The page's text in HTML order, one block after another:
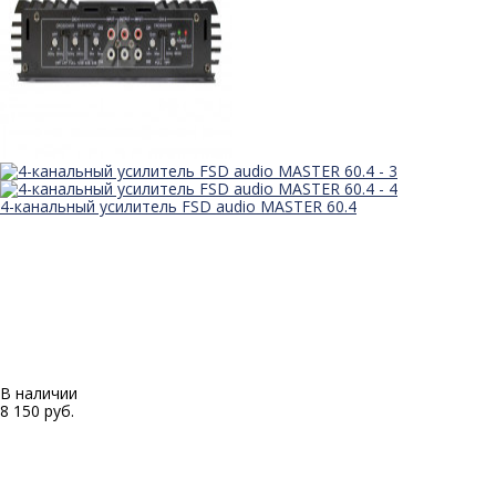
4-канальный усилитель FSD audio MASTER 60.4
В наличии
8 150 руб.